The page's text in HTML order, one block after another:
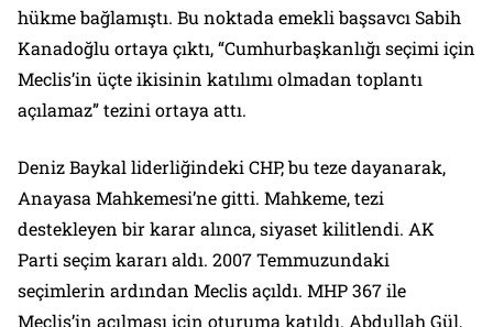
hükme bağlamıştı. Bu noktada emekli başsavcı Sabih
Kanadoğlu ortaya çıktı, “Cumhurbaşkanlığı seçimi için
Meclis’in üçte ikisinin katılımı olmadan toplantı
açılamaz” tezini ortaya attı.
Deniz Baykal liderliğindeki CHP, bu teze dayanarak,
Anayasa Mahkemesi’ne gitti. Mahkeme, tezi
destekleyen bir karar alınca, siyaset kilitlendi. AK
Parti seçim kararı aldı. 2007 Temmuzundaki
seçimlerin ardından Meclis açıldı. MHP 367 ile
Meclis’in açılması için oturuma katıldı. Abdullah Gül,